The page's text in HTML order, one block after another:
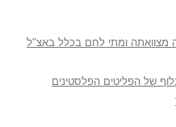
מצוואתה ומתי לחם בכלל באצ"ל
של הפליטים הפלסטינים